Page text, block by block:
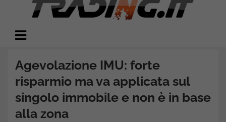
Trading.it
Agevolazione IMU: forte
risparmio ma va applicata sul
singolo immobile e non è in base
alla zona